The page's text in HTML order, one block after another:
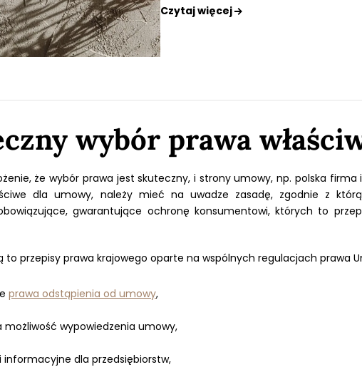
Czytaj więcej
wybór prawa
że wybór prawa jest skuteczny, i strony umowy, np. polska
dla umowy, należy mieć na uwadze zasadę, zgodnie z
gwarantujące ochronę konsumentowi, których to
to przepisy prawa krajowego oparte na wspólnych regulacjach prawa
prawa odstąpienia od umowy,
możliwość wypowiedzenia umowy,
informacyjne dla przedsiębiorstw,